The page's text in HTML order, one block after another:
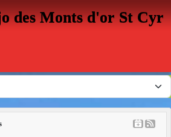
des Monts d'or St Cyr